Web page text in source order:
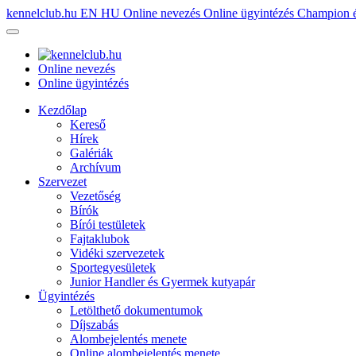
kennelclub.hu EN HU Online nevezés Online ügyintézés Champion
Online nevezés
Online ügyintézés
Kezdőlap
Kereső
Hírek
Galériák
Archívum
Szervezet
Vezetőség
Bírók
Bírói testületek
Fajtaklubok
Vidéki szervezetek
Sportegyesületek
Junior Handler és Gyermek kutyapár
Ügyintézés
Letölthető dokumentumok
Díjszabás
Alombejelentés menete
Online alombejelentés menete